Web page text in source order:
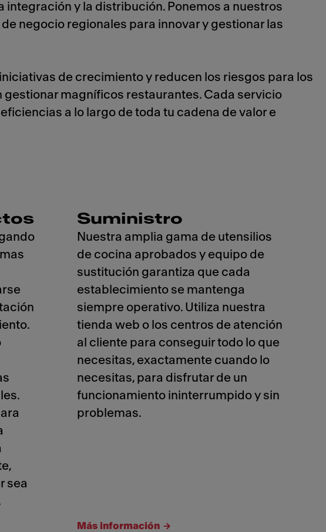
y la distribución. Ponemos a nuestros
negocio regionales para innovar y gestionar las
de crecimiento y reducen los riesgos para los
magníficos restaurantes. Cada servicio
a lo largo de toda tu cadena de valor e
sea
Suministro
Nuestra amplia gama de utensilios
de cocina aprobados y equipo de
sustitución garantiza que cada
establecimiento se mantenga
siempre operativo. Utiliza nuestra
tienda web o los centros de atención
al cliente para conseguir todo lo que
necesitas, exactamente cuando lo
necesitas, para disfrutar de un
funcionamiento ininterrumpido y sin
problemas.
Más información